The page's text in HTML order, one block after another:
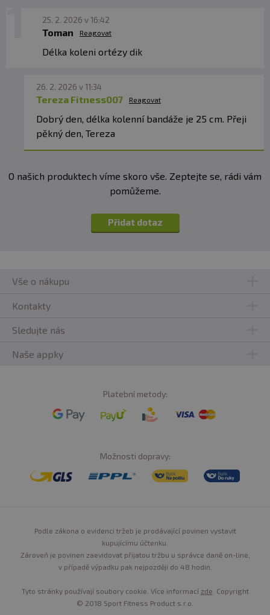
25. 2. 2026 v 16:42
Toman Reagovat
Délka koleni ortézy dik
26. 2. 2026 v 11:34
Tereza Fitness007 Reagovat
Dobrý den, délka kolenní bandáže je 25 cm. Přeji
pěkný den, Tereza
O našich produktech víme skoro vše. Zeptejte se, rádi vám
pomůžeme.
Přidat dotaz
Vše o nákupu
Kontakty
Sledujte nás
Naše appky
Platební metody:
Možnosti dopravy:
Podle zákona o evidenci tržeb je prodávající povinen vystavit
kupujícímu účtenku.
Zároveň je povinen zaevidovat přijatou tržbu u správce daně on-line,
v případě výpadku pak nejpozději do 48 hodin.
Tyto stránky používají soubory cookie. Více informací zde . Copyright
© 2018 Sport Fitness Product s.r.o.